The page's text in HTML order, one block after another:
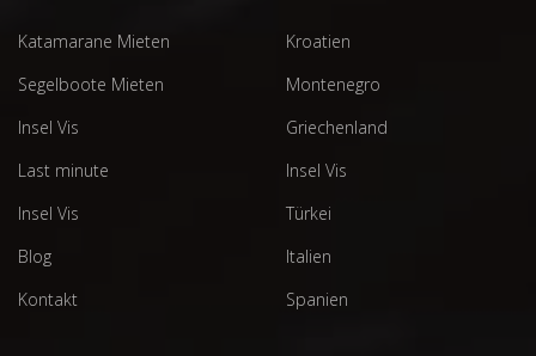
Katamarane Mieten
Segelboote Mieten
Insel Vis
Last minute
Insel Vis
Blog
Kontakt
Kroatien
Montenegro
Griechenland
Insel Vis
Türkei
Italien
Spanien